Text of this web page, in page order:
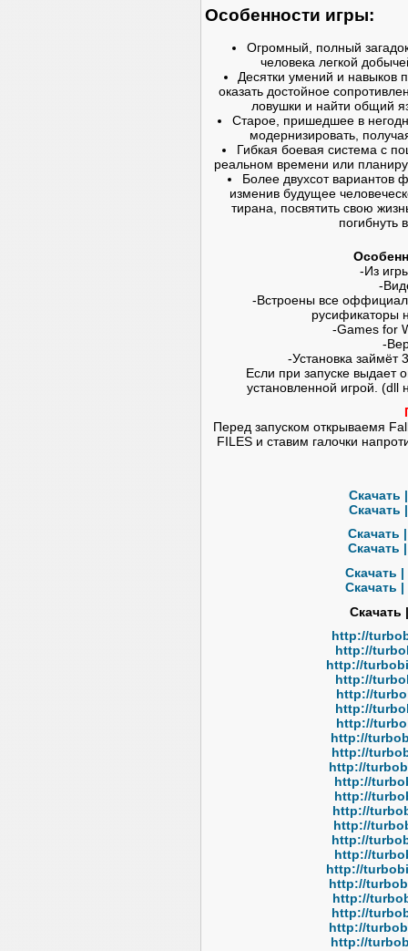
Особенности игры:
Огромный, полный
человека легкой
Десятки умений и навыков
оказать достойное
ловушки и найти общий
Старое, пришедшее в
модернизировать,
Гибкая боевая система с
реальном времени или
Более двухсот вариантов
изменив будущее
тирана, посвятить свою
погибнуть
-Из
-
-Встроены все
русификаторы
-Games for
-
-Установка займёт
Если при запуске выдает
установленной игрой. (dll
Перед запуском открываемя
FILES и ставим галочки
Скачать
Скачать
Скачать
Скачать
Скачать
Скачать
Скачать
http://
http://
http://
http://
http://
http://
http://
http://
http://
http://
http://
http://
http://
http://
http://
http://
http://
http://
http://
http://
http://
http://